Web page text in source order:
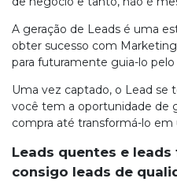
A geração de Leads é uma
obter sucesso com
para futuramente guia-lo pelo
Uma vez captado, o Lead se
você tem a oportunidade de
compra até transformá-lo
Leads quentes e
consigo leads de